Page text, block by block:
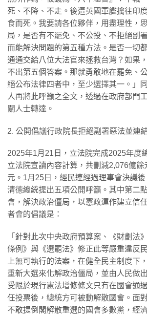
死、不降、不走。後遭英國軍艦擒往印
食而死。我要請各位夥伴，用盡理性，
局，是否有不罷免、不公投、不拒絕副
而能解決問題的第五種方法。是否一切
通通交給八位大法官來拯救台灣？如果
不出第五個答案。那就勇敢地在罷免、
絕公布法律四者中，至少選擇其一。」
人再將此呼籲之全文，透過在政府部門
關人士轉達。
2. 公開倡議行政院長拒絕副署惡法並連
2025年1月21日，立法院完成2025年度
立法院宣讀內容計算，共刪減2,076億
元。1月25日，經民連經過理事會決議
清德總統提出五項公開呼籲。其中第二
會，解決政治僵局，以憲政運作建立信
者會的倡議是：
「針對此次中央政府預算案、《財劃法
條例》與《選罷法》修正此等嚴重違反
上無可執行的法案，在健全民主制度下
重新大選來化解政治僵局，並由人民做
受限於現行憲法增修條文只有在國會通
任投票後，總統方可被動解散國會。面
不敢提倒閣解散重選的國會多數黨，經